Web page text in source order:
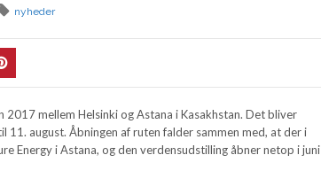
nyheder
2017 mellem Helsinki og Astana i Kasakhstan. Det bliver
11. august. Åbningen af ruten falder sammen med, at der i
Energy i Astana, og den verdensudstilling åbner netop i juni